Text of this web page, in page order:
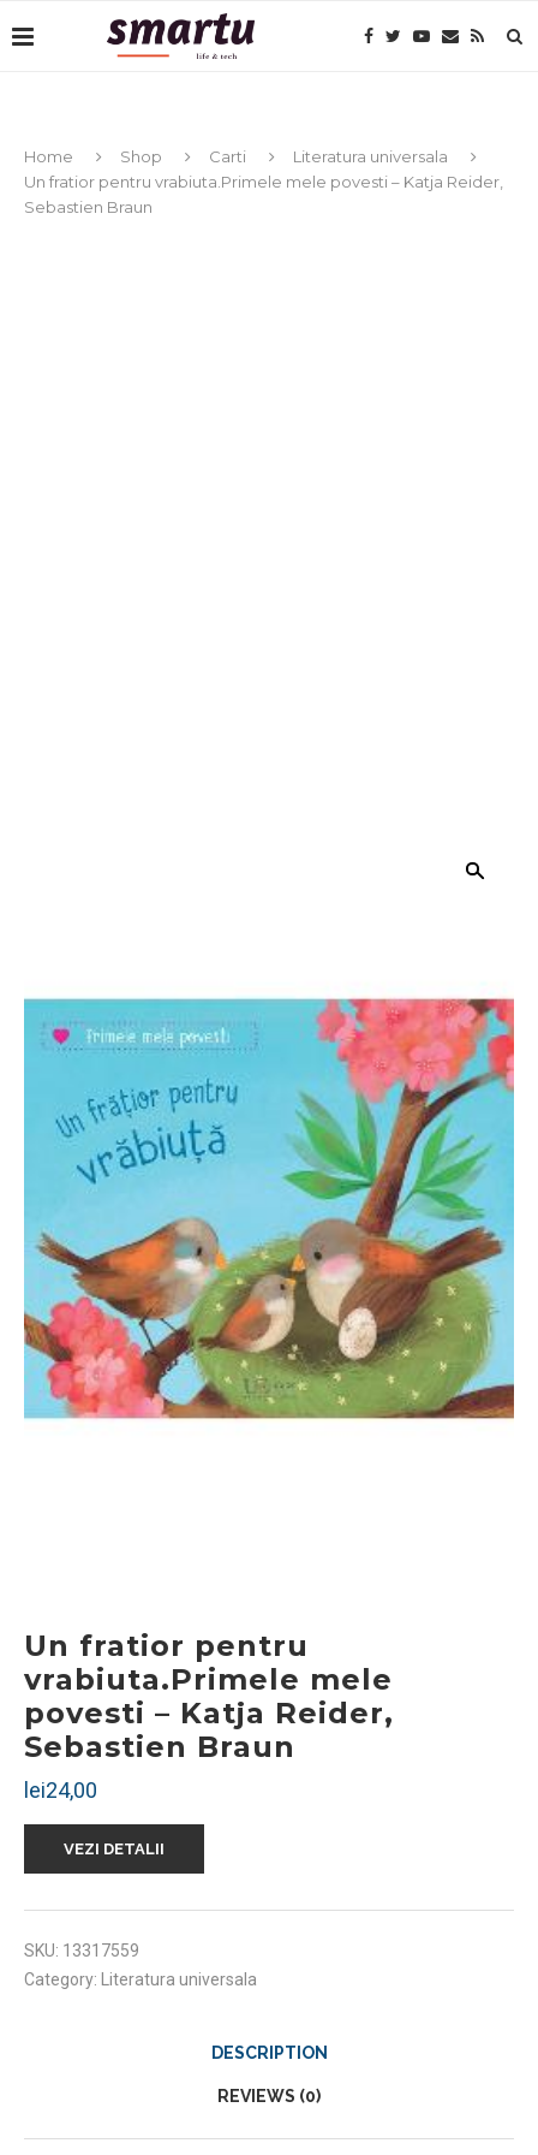
Home Shop Carti
Literatura universala
Un fratior pentru vrabiuta.Primele mele povesti – Katja Reider,
Sebastien Braun
Un fratior pentru
vrabiuta.Primele mele
povesti – Katja Reider,
Sebastien Braun
lei24,00
VEZI DETALII
SKU: 13317559
Category:
Literatura universala
DESCRIPTION
REVIEWS (0)